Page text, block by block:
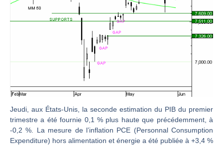
TELEPERFORMANCE : Faut-il acheter avant les résultats ? | Daniel Cohen de Lara – Market Movers
CAC 40 : Vers un nouveau record ? Analyse avant la décision de la Fed | Denis Desclos – Chrono CAC
Bernard Prats-Desclaux : Penser les marchés à l’ère des ruptures | Interview Littéraire
FERRARI : Un parcours toujours sans faute | Bernard Prats-Desclaux – Market Movers
SAP : Les acheteurs gardent la main | Bernard Prats-Desclaux – Market Movers
LVMH : Un rebond à confirmer | Bernard Prats-Desclaux – Market Movers
Jeudi, aux États-Unis, la seconde estimation du PIB du premier
trimestre a été fournie 0,1 % plus haute que précédemment, à
-0,2 %. La mesure de l’inflation PCE (Personnal Consumption
Expenditure) hors alimentation et énergie a été publiée à +3,4 %